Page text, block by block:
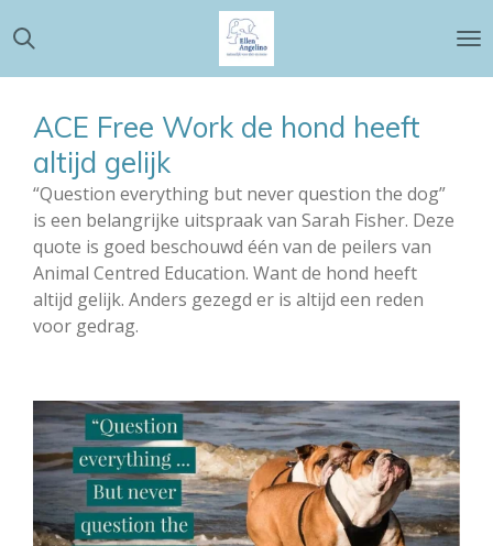
direct
naar
hoofdinhoud
ACE Free Work de hond heeft
altijd gelijk
“Question everything but never question the dog”
is een belangrijke uitspraak van Sarah Fisher. Deze
quote is goed beschouwd één van de peilers van
Animal Centred Education. Want de hond heeft
altijd gelijk. Anders gezegd er is altijd een reden
voor gedrag.